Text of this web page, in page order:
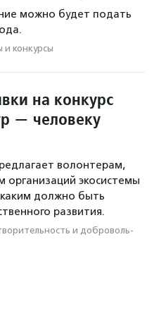
можно будет подать
и конкурсы
на конкурс
— человеку
волонтерам,
организаций экосистемы
должно быть
развития.
и доброволь­